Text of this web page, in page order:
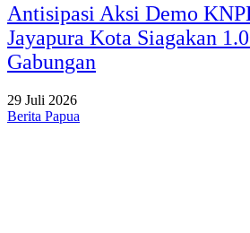
Antisipasi Aksi Demo
Jayapura Kota Siagakan
Gabungan
29 Juli 2026
Berita Papua